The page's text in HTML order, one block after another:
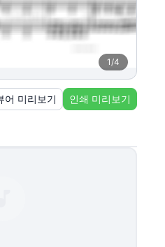
1/4
어 미리보기 인쇄 미리보기